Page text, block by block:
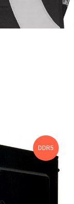
DDR5